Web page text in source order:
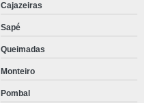
Cajazeiras
Sapé
Queimadas
Monteiro
Pombal